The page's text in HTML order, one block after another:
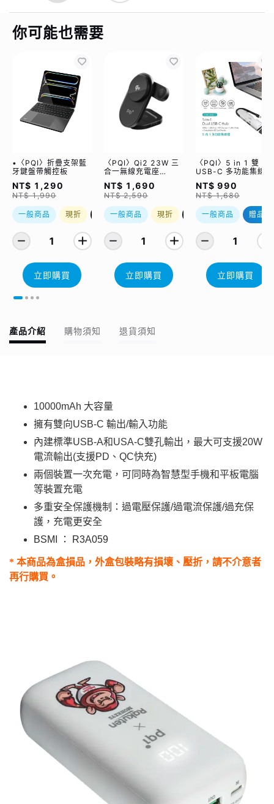
你可能也需要
•〈PQI〉折疊支架藍
牙鍵盤帶觸控板
NT$ 1,290
NT$ 1,990
一般商品 現折 優惠加購
1
立即購買
〈PQI〉Qi2 23W 三
合一無線充電座
(WCC2302)
NT$ 1,690
NT$ 2,590
一般商品 現折 優惠加購
1
立即購買
〈PQI〉5 in 1 雙
USB-C 多功能集線器
（限量加贈｜U988
class 10 Micro SD
記憶卡 64GB，附 SD
轉卡）
NT$ 990
NT$ 1,680
一般商品 贈品
1
立即購買
產品介紹 購物須知 退貨須知
10000mAh 大容量
擁有雙向USB-C 輸出/輸入功能
內建標準USB-A和USA-C雙孔輸出，最大可支援20W
電流輸出(支援PD、QC快充)
兩個裝置一次充電，可同時為智慧型手機和平板電腦
等裝置充電
多重安全保護機制：過電壓保護/過電流保護/過充保
護，充電更安全
BSMI ： R3A059
* 本商品為盒損品，外盒包裝略有損壞、壓折，請不介意者
再行購買。